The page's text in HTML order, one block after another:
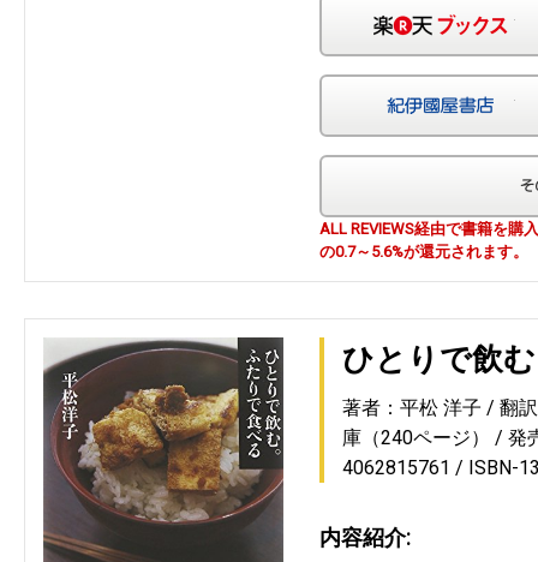
ALL REVIEWS経由で書籍を購
の0.7～5.6%が還元されます。
ひとりで飲
著者：平松 洋子
翻
庫（240ページ）
発
4062815761
ISBN-
内容紹介: